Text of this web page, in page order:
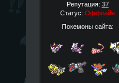
Репутация: 37
Статус: Оффлайн
Покемоны сайта: